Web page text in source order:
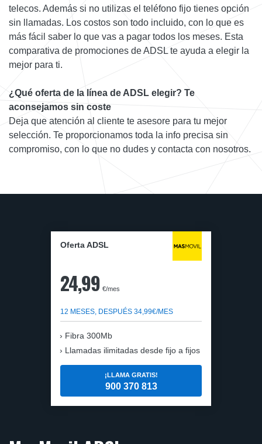
telecos. Además si no utilizas el teléfono fijo tienes opción
sin llamadas. Los costos son todo incluido, con lo que es
más fácil saber lo que vas a pagar todos los meses. Esta
comparativa de promociones de ADSL te ayuda a elegir la
mejor para ti.
¿Qué oferta de la línea de ADSL elegir? Te
aconsejamos sin coste
Deja que atención al cliente te asesore para tu mejor
selección. Te proporcionamos toda la info precisa sin
compromiso, con lo que no dudes y contacta con nosotros.
Oferta ADSL
24,99 €/mes
12 MESES, DESPUÉS 34,99€/MES
Fibra 300Mb
Llamadas ilimitadas desde fijo a fijos
¡LLAMA GRATIS!
900 370 813